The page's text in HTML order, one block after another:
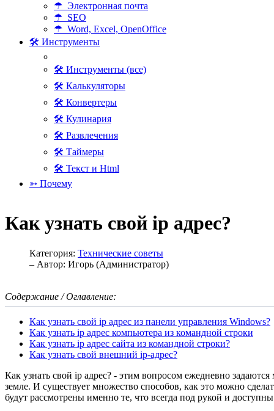
☂ Электронная почта
☂ SEO
☂ Word, Excel, OpenOffice
🛠 Инструменты
🛠 Инструменты (все)
🛠 Калькуляторы
🛠 Конвертеры
🛠 Кулинария
🛠 Развлечения
🛠 Таймеры
🛠 Текст и Html
➳ Почему
Как узнать свой ip адрес?
Категория: Технические советы
– Автор: Игорь (Администратор)
Содержание / Оглавление:
Как узнать свой ip адрес из панели управления Windows?
Как узнать ip адрес компьютера из командной строки
Как узнать ip адрес сайта из командной строки?
Как узнать свой внешний ip-адрес?
Как узнать свой ip адрес? - этим вопросом ежедневно
земле. И существует множество способов, как это можно
будут рассмотрены именно те, что всегда под рукой и